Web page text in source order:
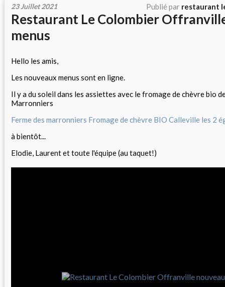
23 Juillet 2021 Publié par restaurant
Restaurant Le Colombier
menus
Hello les amis,
Les nouveaux menus sont en ligne.
Il y a du soleil dans les assiettes avec le fromage de chèvre bio
Marronniers
Ferme des marronniers Fromage de chèvre BIO Calleville les 2
à bientôt...
Elodie, Laurent et toute l'équipe (au taquet!)